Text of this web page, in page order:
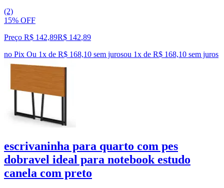
(2)
15% OFF
Preço R$ 142,89R$ 142,89
no Pix Ou 1x de R$ 168,10 sem jurosou 1x de R$ 168,10 sem juros
escrivaninha para quarto com pes
dobravel ideal para notebook estudo
canela com preto